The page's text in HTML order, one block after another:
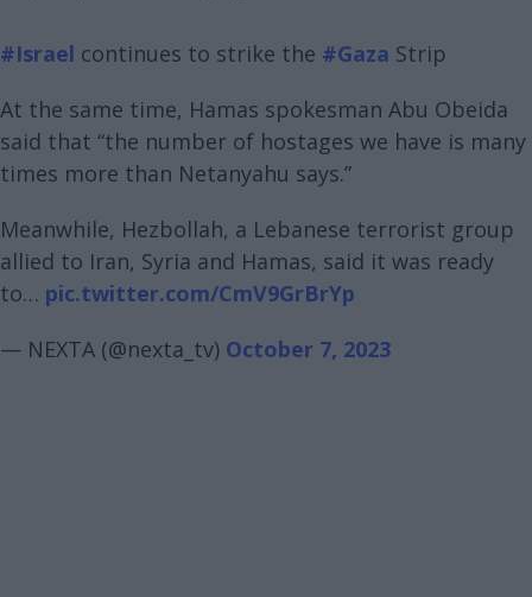
#Israel continues to strike the #Gaza Strip
At the same time, Hamas spokesman Abu Obeida
said that “the number of hostages we have is many
times more than Netanyahu says.”
Meanwhile, Hezbollah, a Lebanese terrorist group
allied to Iran, Syria and Hamas, said it was ready
to… pic.twitter.com/CmV9GrBrYp
— NEXTA (@nexta_tv) October 7, 2023